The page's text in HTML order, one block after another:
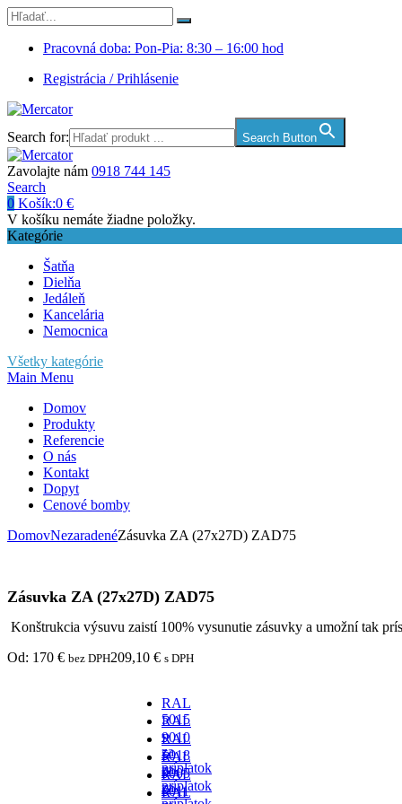
Pracovná doba: Pon-Pia: 8:30 – 16:00 hod
Registrácia / Prihlásenie
Search for: Search Button
Zavolajte nám 0918 744 145
Search
0 Košík:0 €
V košíku nemáte žiadne položky.
Kategórie
Šatňa
Dielňa
Jedáleň
Kancelária
Nemocnica
Všetky kategórie
Main Menu
Domov
Produkty
Referencie
O nás
Kontakt
Dopyt
Cenové bomby
DomovNezaradenéZásuvka ZA (27x27D) ZAD75
Zásuvka ZA (27x27D) ZAD75
Konštrukcia výsuvu zaistí 100% vysunutie zásuvky a umožní tak
Od: 170 € bez DPH209,10 € s DPH
RAL
5015
-
za
príplatok
RAL
9010
-
za
príplatok
RAL
5018
-
za
RAL
9005
-
RAL
6011
RAL